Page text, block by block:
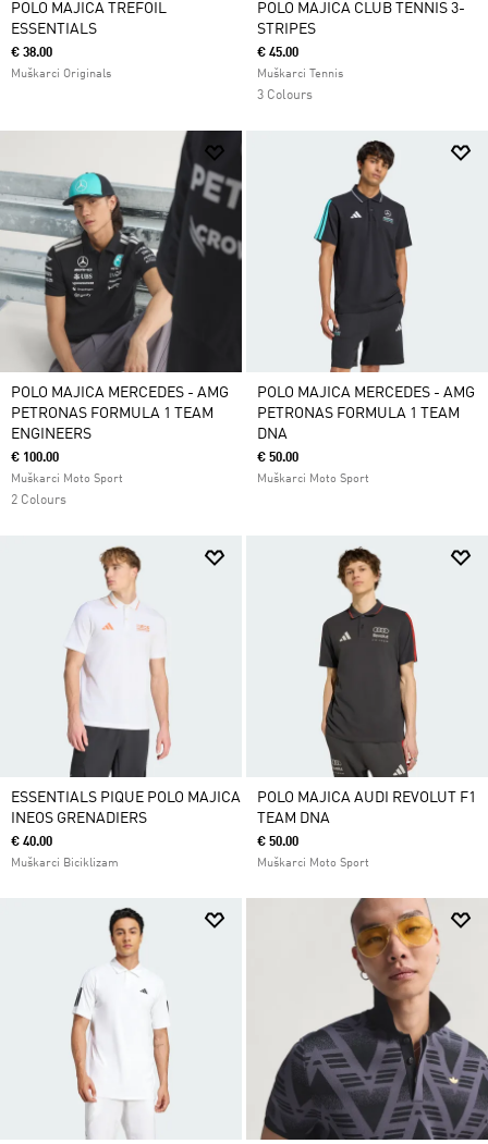
POLO MAJICA TREFOIL
ESSENTIALS
€ 38.00
Muškarci Originals
POLO MAJICA CLUB TENNIS 3-
STRIPES
€ 45.00
Muškarci Tennis
3 Colours
POLO MAJICA MERCEDES - AMG
PETRONAS FORMULA 1 TEAM
ENGINEERS
€ 100.00
Muškarci Moto Sport
2 Colours
POLO MAJICA MERCEDES - AMG
PETRONAS FORMULA 1 TEAM
DNA
€ 50.00
Muškarci Moto Sport
ESSENTIALS PIQUE POLO MAJICA
INEOS GRENADIERS
€ 40.00
Muškarci Biciklizam
POLO MAJICA AUDI REVOLUT F1
TEAM DNA
€ 50.00
Muškarci Moto Sport